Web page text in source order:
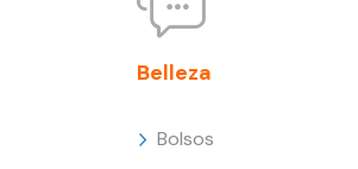
Belleza
Bolsos